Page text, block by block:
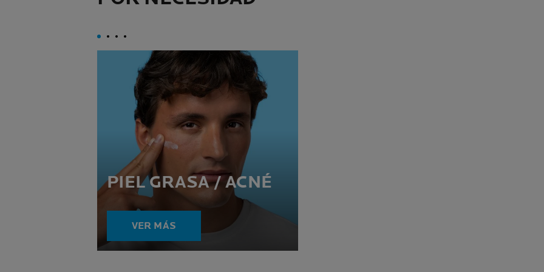
PIEL GRASA / ACNÉ
VER MÁS